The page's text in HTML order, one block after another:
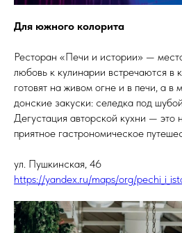
Для южного колорита
Ресторан «Печи и истории» —
любовь к кулинарии встречаются
готовят на живом огне и в печи, а в
донские закуски: селедка под
Дегустация авторской кухни — это
приятное гастрономическое
ул. Пушкинская, 46
https://yandex.ru/maps/org/